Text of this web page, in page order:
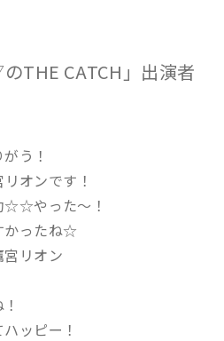
THE CATCH」出演者
う！
オンです！
☆☆やった～！
かったね☆
リオン
ッピー！